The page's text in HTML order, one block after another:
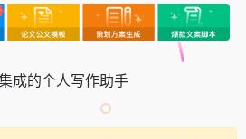
成的个人写作助手